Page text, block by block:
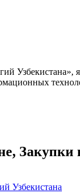
Закупки
Узбекистана